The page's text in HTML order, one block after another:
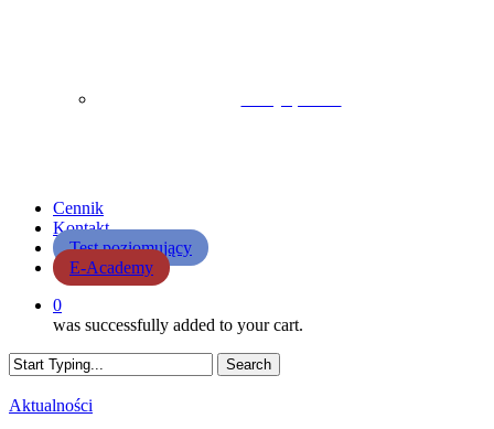
Cennik
Kontakt
Test poziomujący
E-Academy
0
was successfully added to your cart.
Search
Search
Aktualności